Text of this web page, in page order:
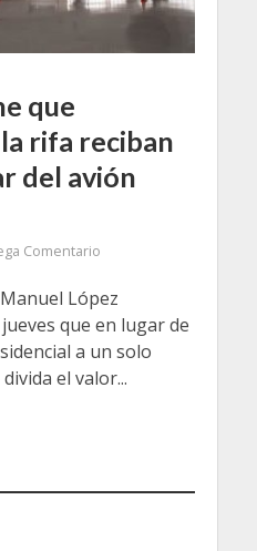
que
rifa reciban
del avión
Comentario
López
que en lugar de
a un solo
el valor...